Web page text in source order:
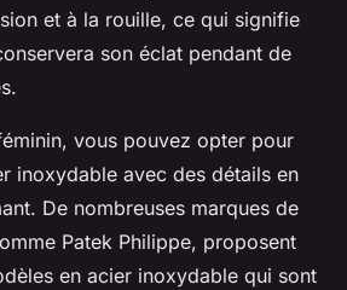
et à la rouille, ce qui signifie
son éclat pendant de
vous pouvez opter pour
inoxydable avec des détails en
De nombreuses marques de
Patek Philippe, proposent
en acier inoxydable qui sont